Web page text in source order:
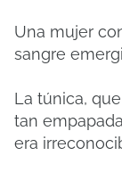
Una mujer
sangre
La túnica,
tan
era